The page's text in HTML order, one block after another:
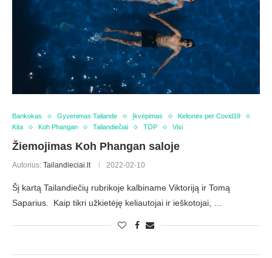
Bankokas Gyvenimas Tailande Įkvėpimas
Kelionės per Covid19
Kita
Koh Phangan Tailandiečiai TOP Visi
Žiemojimas Koh Phangan saloje
Autorius: Tailandieciai.lt 2022-02-10
Šį kartą Tailandiečių rubrikoje kalbiname Viktoriją ir Tomą
Saparius. Kaip tikri užkietėję keliautojai ir ieškotojai, …